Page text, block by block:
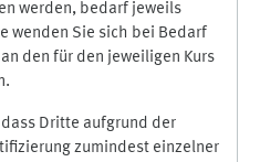
werden, bedarf jeweils
wenden Sie sich bei Bedarf
den für den jeweiligen Kurs
Dritte aufgrund der
zumindest einzelner